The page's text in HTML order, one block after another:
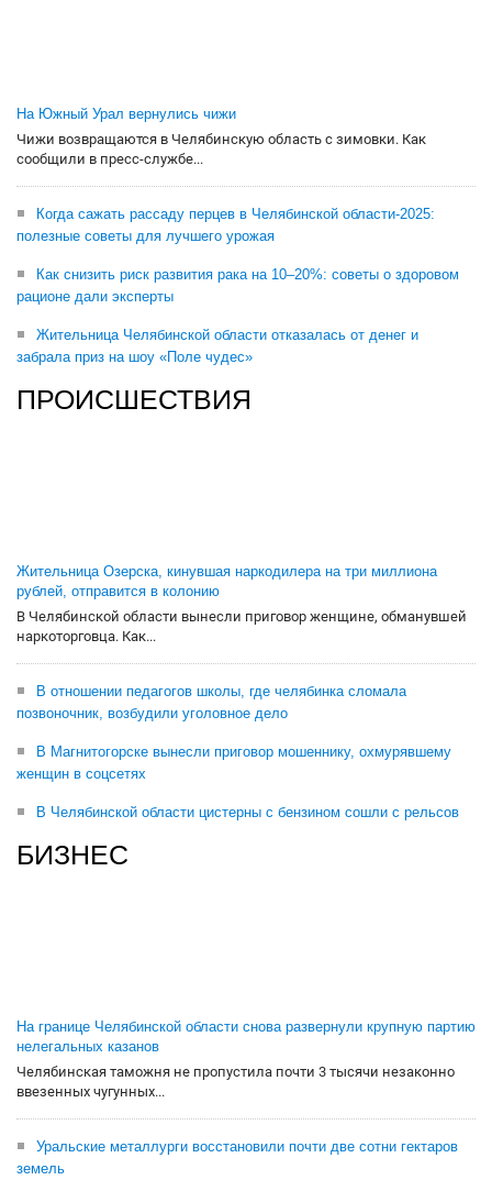
На Южный Урал вернулись чижи
Чижи возвращаются в Челябинскую область с зимовки. Как
сообщили в пресс-службе...
Когда сажать рассаду перцев в Челябинской области-2025:
полезные советы для лучшего урожая
Как снизить риск развития рака на 10–20%: советы о здоровом
рационе дали эксперты
Жительница Челябинской области отказалась от денег и
забрала приз на шоу «Поле чудес»
ПРОИСШЕСТВИЯ
Жительница Озерска, кинувшая наркодилера на три миллиона
рублей, отправится в колонию
В Челябинской области вынесли приговор женщине, обманувшей
наркоторговца. Как...
В отношении педагогов школы, где челябинка сломала
позвоночник, возбудили уголовное дело
В Магнитогорске вынесли приговор мошеннику, охмурявшему
женщин в соцсетях
В Челябинской области цистерны с бензином сошли с рельсов
БИЗНЕС
На границе Челябинской области снова развернули крупную партию
нелегальных казанов
Челябинская таможня не пропустила почти 3 тысячи незаконно
ввезенных чугунных...
Уральские металлурги восстановили почти две сотни гектаров
земель